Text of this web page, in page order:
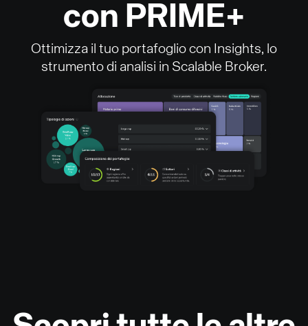
con PRIME+
Ottimizza il tuo portafoglio con Insights, lo
strumento di analisi in Scalable Broker.